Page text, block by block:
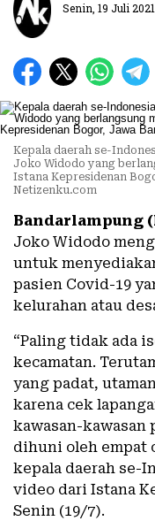
Senin, 19 Juli
Kepala daerah se-
Joko Widodo yang
Istana Kepresidenan
Netizenku.com
Bandarlampung
Joko Widodo
untuk
pasien Covid-19
kelurahan atau
“Paling tidak ada
kecamatan.
yang padat,
karena cek
kawasan-kawasan
dihuni oleh empat
kepala daerah se-
video dari Istana
Senin (19/7).